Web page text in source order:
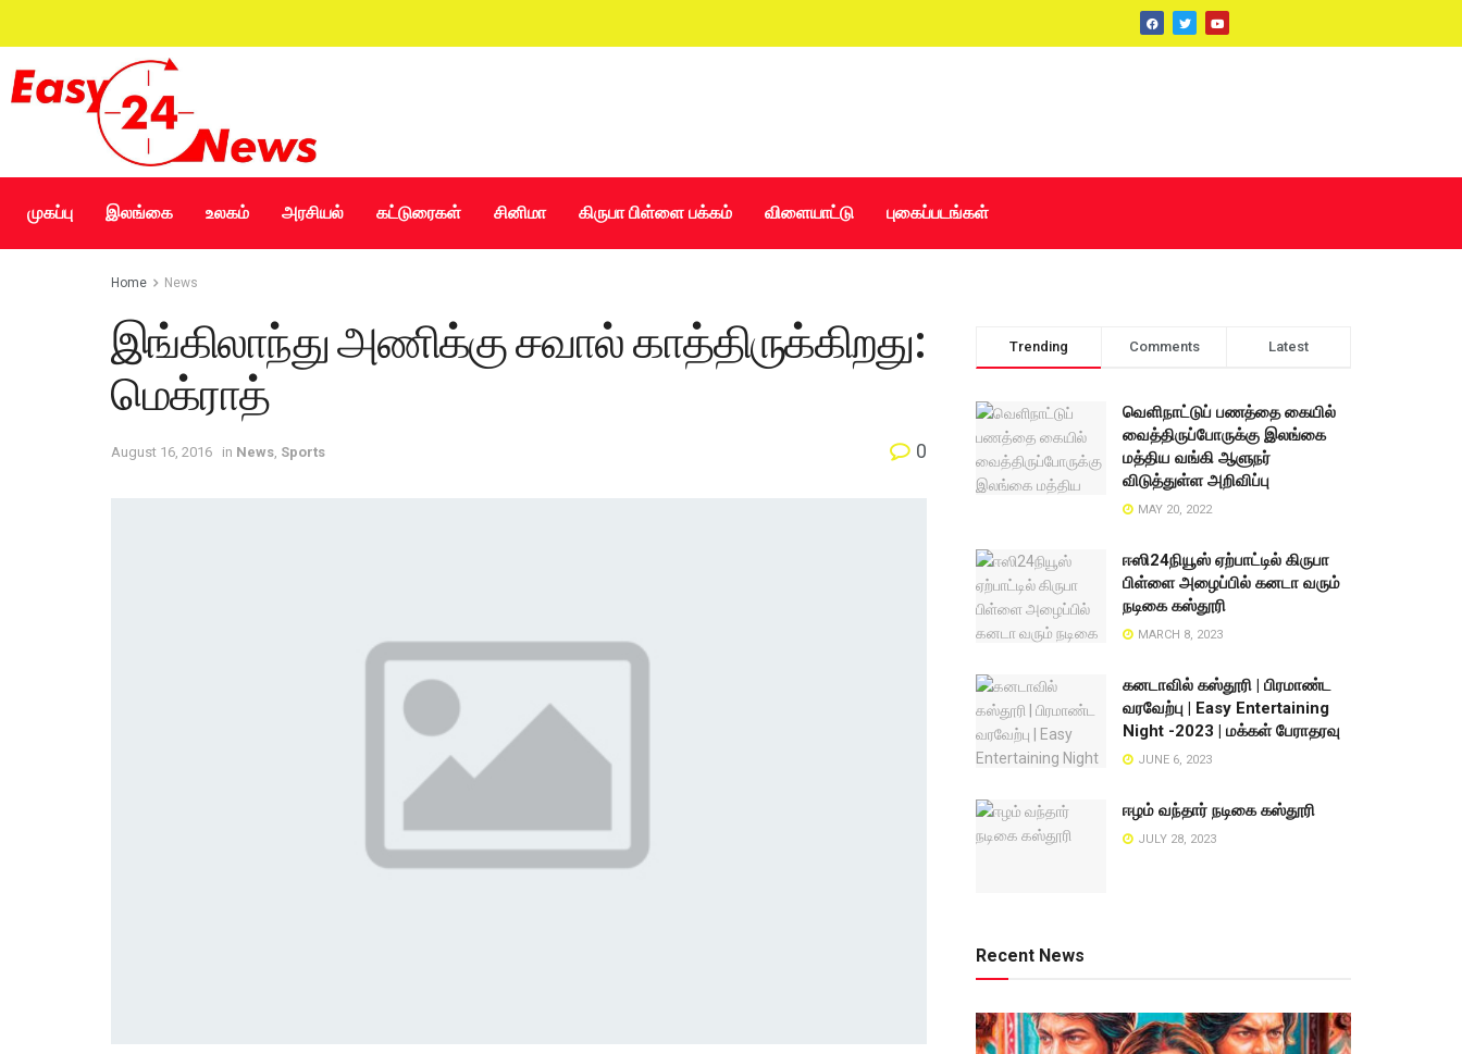
முகப்பு இலங்கை உலகம் அரசியல் கட்டுரைகள் சினிமா கிருபா பிள்ளை பக்கம் விளையாட்டு புகைப்படங்கள்
Home News
இங்கிலாந்து அணிக்கு சவால் காத்திருக்கிறது:
மெக்ராத்
August 16, 2016 in News Sports 0
Trending Comments Latest
வெளிநாட்டுப் பணத்தை கையில்
வைத்திருப்போருக்கு இலங்கை
மத்திய வங்கி ஆளுநர்
விடுத்துள்ள அறிவிப்பு
MAY 20, 2022
ஈஸி24நியூஸ் ஏற்பாட்டில் கிருபா
பிள்ளை அழைப்பில் கனடா வரும்
நடிகை கஸ்தூரி
MARCH 8, 2023
கனடாவில் கஸ்தூரி | பிரமாண்ட
வரவேற்பு | Easy Entertaining
Night -2023 | மக்கள் பேராதரவு
JUNE 6, 2023
ஈழம் வந்தார் நடிகை கஸ்தூரி
JULY 28, 2023
Recent News